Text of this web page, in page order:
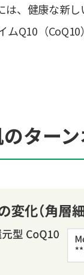
、健康な新し
ムQ10（
のター